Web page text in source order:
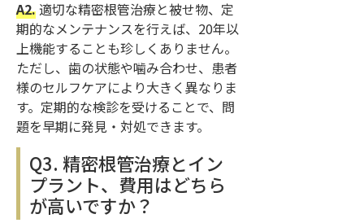
A2.適切な精密根管治療と被せ物、定
期的なメンテナンスを行えば、20年以
上機能することも珍しくありません。
ただし、歯の状態や噛み合わせ、患者
様のセルフケアにより大きく異なりま
す。定期的な検診を受けることで、問
題を早期に発見・対処できます。
Q3. 精密根管治療とイン
プラント、費用はどちら
が高いですか？